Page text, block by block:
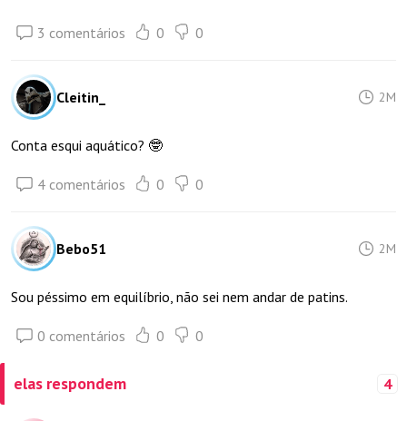
3 comentários 0 0
Cleitin_ 2M
Conta esqui aquático? 🤓
4 comentários 0 0
Bebo51 2M
Sou péssimo em equilíbrio, não sei nem andar de patins.
0 comentários 0 0
elas respondem 4